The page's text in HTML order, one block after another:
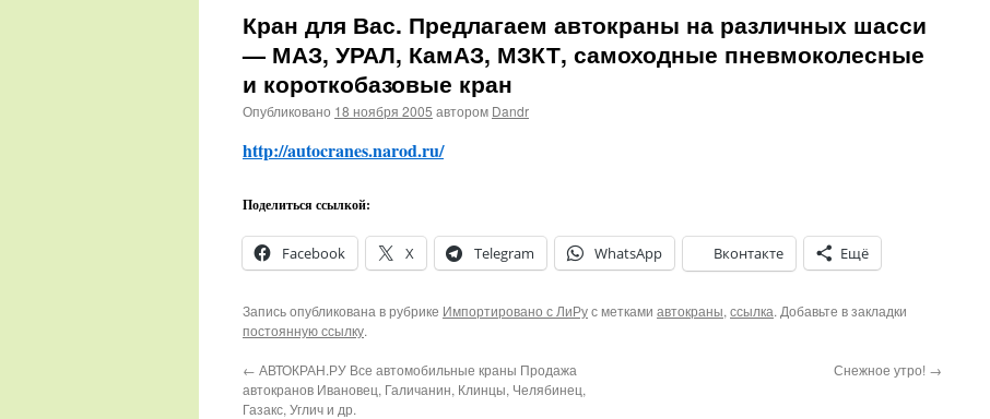
Кран для Вас. Предлагаем автокраны на различных шасси
— МАЗ, УРАЛ, КамАЗ, МЗКТ, самоходные пневмоколесные
и короткобазовые кран
Опубликовано 18 ноября 2005 автором Dandr
http://autocranes.narod.ru/
Поделиться ссылкой:
Facebook X Telegram WhatsApp Вконтакте Ещё
Запись опубликована в рубрике Импортировано с ЛиРус метками автокраны, ссылка. Добавьте в закладки
постоянную ссылку.
← АВТОКРАН.РУ Все автомобильные краны Продажа
автокранов Ивановец, Галичанин, Клинцы, Челябинец,
Газакс, Углич и др.
Снежное утро! →